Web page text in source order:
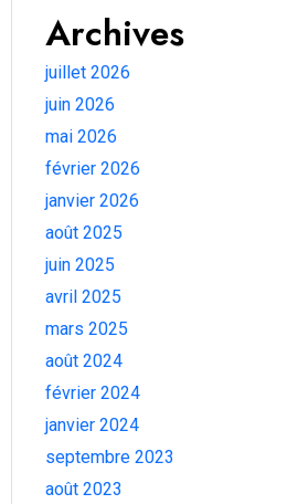
Archives
juillet 2026
juin 2026
mai 2026
février 2026
janvier 2026
août 2025
juin 2025
avril 2025
mars 2025
août 2024
février 2024
janvier 2024
septembre 2023
août 2023